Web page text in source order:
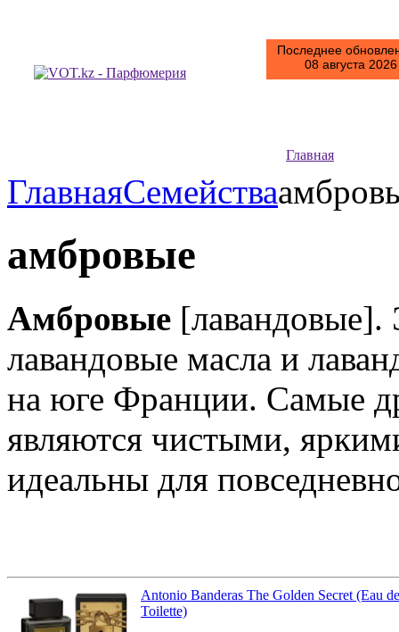
Последнее
08 августа
Главная
ГлавнаяСемейства
амбровые
Амбровые [лавандовые].
лавандовые масла и
на юге Франции. Самые
являются чистыми,
идеальны для
Antonio Banderas The Golden Secret (Eau de
Toilette)